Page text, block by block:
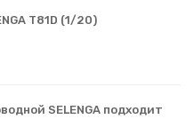
T81D (1/20)
SELENGA подходит